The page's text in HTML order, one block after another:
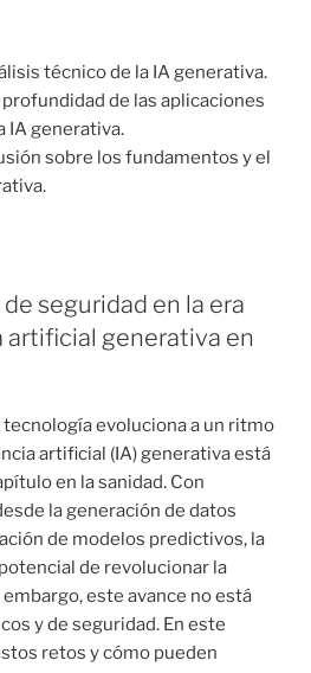
técnico de la IA generativa.
de las aplicaciones
IA generativa.
sobre los fundamentos y el
seguridad en la era
artificial generativa en
tecnología evoluciona a un ritmo
artificial (IA) generativa está
en la sanidad. Con
la generación de datos
de modelos predictivos, la
de revolucionar la
este avance no está
y de seguridad. En este
retos y cómo pueden